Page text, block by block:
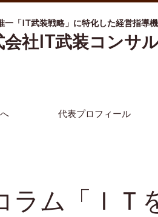
一「IT武装戦略」に特化した経営指導
会社IT武装コンサ
代表プロフィール
ラム「ＩＴ